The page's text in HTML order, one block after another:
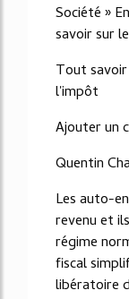
Société »
savoir sur
Tout
l'impôt
Ajouter un
Quentin
Les auto-
revenu et
régime
fiscal
libératoire